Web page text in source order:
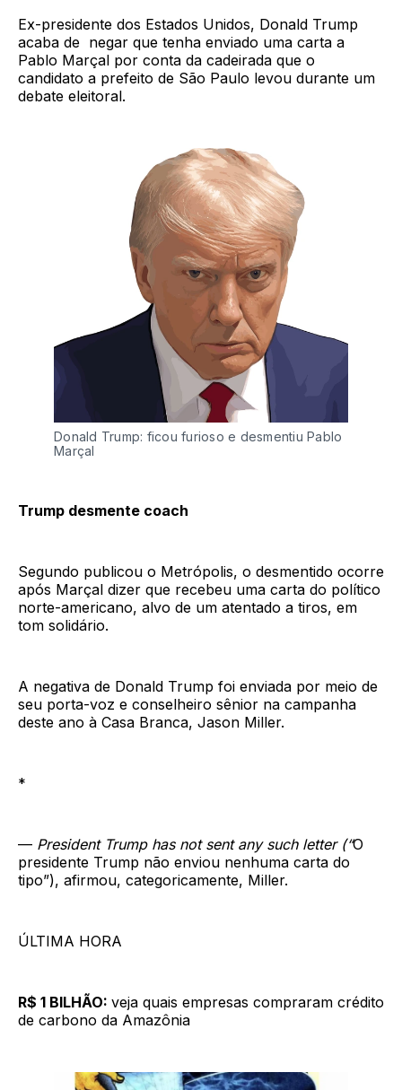
Ex-presidente dos Estados Unidos, Donald Trump
acaba de negar que tenha enviado uma carta a
Pablo Marçal por conta da cadeirada que o
candidato a prefeito de São Paulo levou durante um
debate eleitoral.
Donald Trump: ficou furioso e desmentiu Pablo
Marçal
Trump desmente coach
Segundo publicou o Metrópolis, o desmentido ocorre
após Marçal dizer que recebeu uma carta do político
norte-americano, alvo de um atentado a tiros, em
tom solidário.
A negativa de Donald Trump foi enviada por meio de
seu porta-voz e conselheiro sênior na campanha
deste ano à Casa Branca, Jason Miller.
*
— President Trump has not sent any such letter (“O
presidente Trump não enviou nenhuma carta do
tipo”), afirmou, categoricamente, Miller.
ÚLTIMA HORA
R$ 1 BILHÃO: veja quais empresas compraram crédito
de carbono da Amazônia